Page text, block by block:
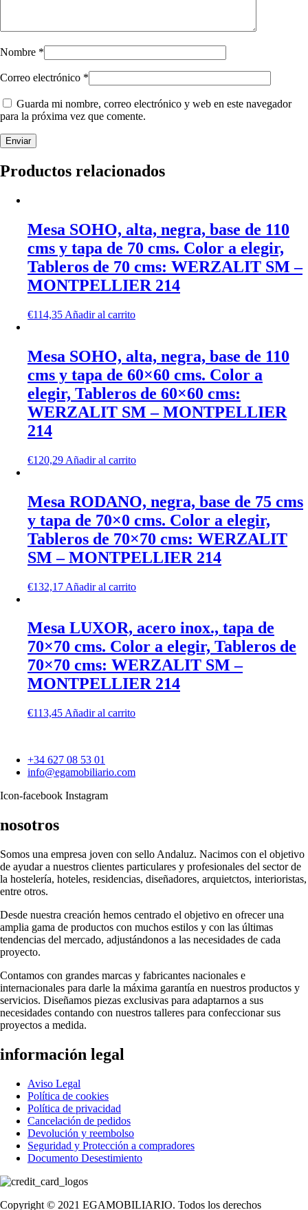
Nombre *
Correo electrónico *
Guarda mi nombre, correo electrónico y web en este navegador
para la próxima vez que comente.
Productos relacionados
Mesa SOHO, alta, negra, base de 110
cms y tapa de 70 cms. Color a elegir,
Tableros de 70 cms: WERZALIT SM –
MONTPELLIER 214
€114,35 Añadir al carrito
Mesa SOHO, alta, negra, base de 110
cms y tapa de 60×60 cms. Color a
elegir, Tableros de 60×60 cms:
WERZALIT SM – MONTPELLIER
214
€120,29 Añadir al carrito
Mesa RODANO, negra, base de 75 cms
y tapa de 70×0 cms. Color a elegir,
Tableros de 70×70 cms: WERZALIT
SM – MONTPELLIER 214
€132,17 Añadir al carrito
Mesa LUXOR, acero inox., tapa de
70×70 cms. Color a elegir, Tableros de
70×70 cms: WERZALIT SM –
MONTPELLIER 214
€113,45 Añadir al carrito
+34 627 08 53 01
info@egamobiliario.com
Icon-facebook Instagram
nosotros
Somos una empresa joven con sello Andaluz. Nacimos con el objetivo
de ayudar a nuestros clientes particulares y profesionales del sector de
la hostelería, hoteles, residencias, diseñadores, arquietctos, interioristas,
entre otros.
Desde nuestra creación hemos centrado el objetivo en ofrecer una
amplia gama de productos con muchos estilos y con las últimas
tendencias del mercado, adjustándonos a las necesidades de cada
proyecto.
Contamos con grandes marcas y fabricantes nacionales e
internacionales para darle la máxima garantía en nuestros productos y
servicios. Diseñamos piezas exclusivas para adaptarnos a sus
necesidades contando con nuestros talleres para confeccionar sus
proyectos a medida.
información legal
Aviso Legal
Política de cookies
Política de privacidad
Cancelación de pedidos
Devolución y reembolso
Seguridad y Protección a compradores
Documento Desestimiento
Copyright © 2021 EGAMOBILIARIO. Todos los derechos